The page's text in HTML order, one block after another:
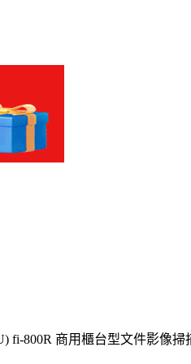
fi-800R 商用櫃台型文件影像掃